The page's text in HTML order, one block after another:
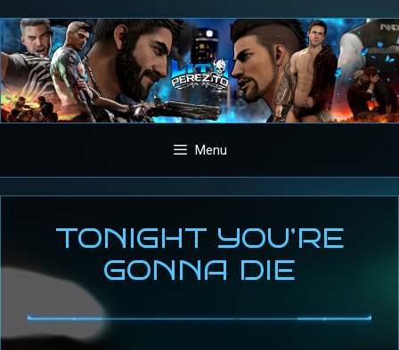
Aller
au
contenu
Menu
TONIGHT YOU’RE
GONNA DIE